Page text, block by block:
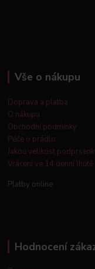
Vše o nákupu
Doprava a platba
O nákupu
Obchodní podmínky
Péče o prádlo
Jakou velikost
Vrácení ve 14 denní lhůtě
Platby online
Hodnocení